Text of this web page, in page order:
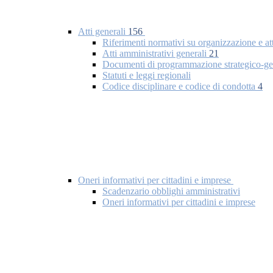
Atti generali 156
Riferimenti normativi su organizzazione e
Atti amministrativi generali 21
Documenti di programmazione strategico-
Statuti e leggi regionali
Codice disciplinare e codice di condotta 4
Oneri informativi per cittadini e imprese
Scadenzario obblighi amministrativi
Oneri informativi per cittadini e imprese